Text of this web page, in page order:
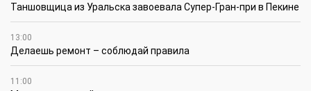
Таншовщица из Уральска завоевала Супер-Гран-при в Пекине
13:00
Делаешь ремонт – соблюдай правила
11:00